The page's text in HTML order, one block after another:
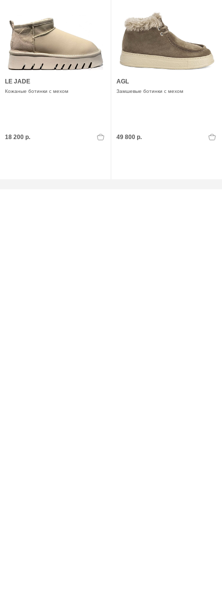
LE JADE
Кожаные ботинки с мехом
18 200 р.
AGL
Замшевые ботинки с мехом
49 800 р.